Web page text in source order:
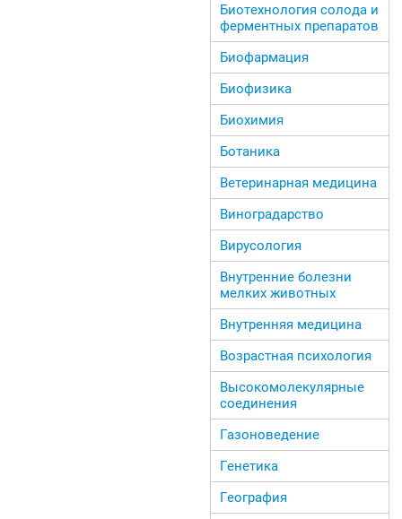
Биотехнология солода и
ферментных препаратов
Биофармация
Биофизика
Биохимия
Ботаника
Ветеринарная медицина
Виноградарство
Вирусология
Внутренние болезни
мелких животных
Внутренняя медицина
Возрастная психология
Высокомолекулярные
соединения
Газоноведение
Генетика
География